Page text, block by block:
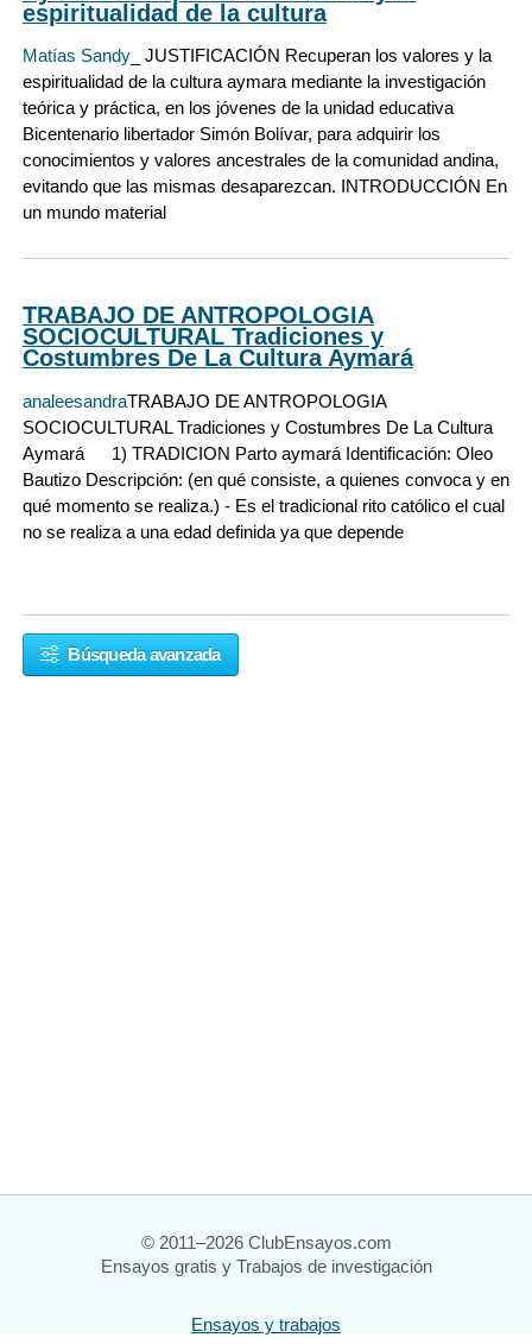
espiritualidad de la cultura
Matías Sandy _ JUSTIFICACIÓN Recuperan los valores y la
espiritualidad de la cultura aymara mediante la investigación
teórica y práctica, en los jóvenes de la unidad educativa
Bicentenario libertador Simón Bolívar, para adquirir los
conocimientos y valores ancestrales de la comunidad andina,
evitando que las mismas desaparezcan. INTRODUCCIÓN En
un mundo material
TRABAJO DE ANTROPOLOGIA
SOCIOCULTURAL Tradiciones y
Costumbres De La Cultura Aymará
analeesandraTRABAJO DE ANTROPOLOGIA
SOCIOCULTURAL Tradiciones y Costumbres De La Cultura
Aymará 1) TRADICION Parto aymará Identificación: Oleo
Bautizo Descripción: (en qué consiste, a quienes convoca y en
qué momento se realiza.) - Es el tradicional rito católico el cual
no se realiza a una edad definida ya que depende
Búsqueda avanzada
© 2011–2026 ClubEnsayos.com
Ensayos gratis y Trabajos de investigación
Ensayos y trabajos